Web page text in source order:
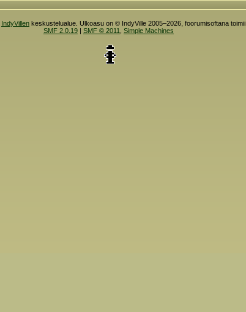
IndyVillenkeskustelualue. Ulkoasu on © IndyVille 2005–2026, foorumisoftana toimii
SMF 2.0.19| SMF © 2011 Simple Machines